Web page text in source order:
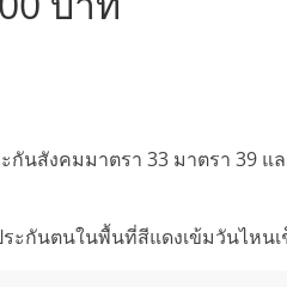
นสังคมมาตรา 33 มาตรา 39 แ
ะกันตนในพื้นที่สีแดงเข้มวันไหน